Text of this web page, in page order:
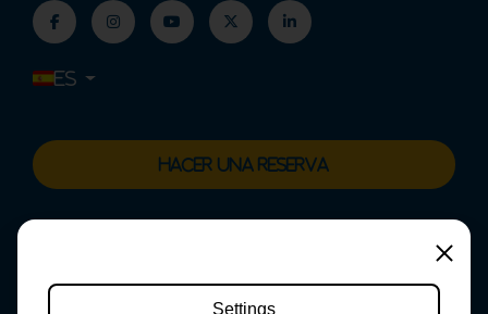
ES
HACER UNA RESERVA
Settings